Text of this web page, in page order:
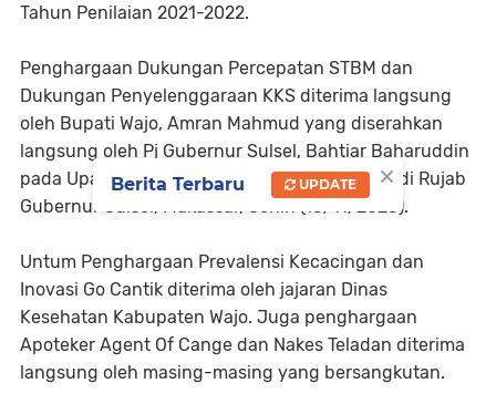
Tahun Penilaian 2021-2022.
Penghargaan Dukungan Percepatan STBM dan
Dukungan Penyelenggaraan KKS diterima langsung
oleh Bupati Wajo, Amran Mahmud yang diserahkan
langsung oleh Pj Gubernur Sulsel, Bahtiar Baharuddin
pada Upacara Hari Kesehatan Nasional ke-59 di Rujab
Gubernur Sulsel, Makassar, Senin (13/11/2023).
Untum Penghargaan Prevalensi Kecacingan dan
Inovasi Go Cantik diterima oleh jajaran Dinas
Kesehatan Kabupaten Wajo. Juga penghargaan
Apoteker Agent Of Cange dan Nakes Teladan diterima
langsung oleh masing-masing yang bersangkutan.
×
Berita Terbaru UPDATE